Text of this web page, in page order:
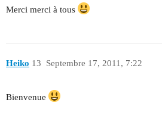
Merci merci à tous
Heiko Septembre 17, 2011, 7:22
13
Bienvenue